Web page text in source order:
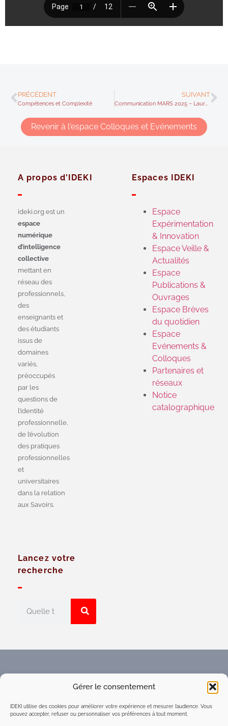
Gérer le consentement
IDEKI utilise des cookies pour améliorer votre expérience et mesurer l’audience. Vous
pouvez accepter, refuser ou personnaliser vos préférences à tout moment.
PRÉCÉDENT
Compétences et Complexité
SUIVANT
Communication MARS 2025 – Laura Sara Agrati & Loredana Perla – Séminaire pluri catégoriel du réseau IDEKI « Didactiques, Métiers de l’Humain et Intelligence collective »
Revenir à l'espace Colloques et Evénements
A propos d'IDEKI
ideki.org est un
espace
numérique
d’intelligence
collective
mettant en
réseau des
professionnels,
des
enseignants et
des étudiants
issus de
domaines
variés,
préoccupés
par les
questions de
l’identité
professionnelle,
de l’évolution
des pratiques
professionnelles
et
universitaires
dans la relation
aux Savoirs.
Espaces IDEKI
Espace
Expérimentation
& Innovation
Espace Veille &
Actualités
Espace
Publications &
Ouvrages
Espace Brèves
du quotidien
Espace
Evénements &
Colloques
Partenaires et
réseaux
Notice
catalographique
Lancez votre
recherche
numérique d'intelligence